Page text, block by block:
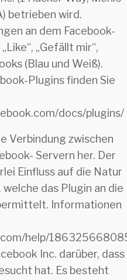
betrieben wird.
an dem Facebook-
„Gefällt mir“,
(Blau und Weiß).
Plugins finden Sie
docs/plugins/
Verbindung zwischen
Servern her. Der
Einfluss auf die Natur
das Plugin an die
Informationen
help/
Inc. darüber, dass
hat. Es besteht